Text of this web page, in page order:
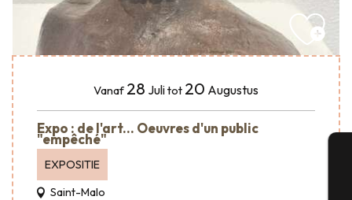
Vanaf 28 Julitot 20 Augustus
Expo : de l'art... Oeuvres d'un public
"empêché"
EXPOSITIE
Saint-Malo